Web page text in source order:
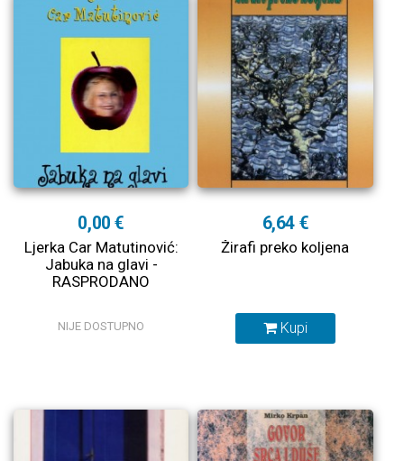
0,00 €
Ljerka Car Matutinović:
Jabuka na glavi -
RASPRODANO
NIJE DOSTUPNO
6,64 €
Žirafi preko koljena
Kupi